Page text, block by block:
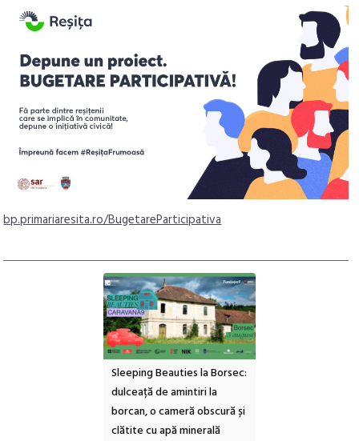
bp.primariaresita.ro/BugetareParticipativa
Sleeping Beauties la Borsec:
dulceață de amintiri la
borcan, o cameră obscură și
clătite cu apă minerală